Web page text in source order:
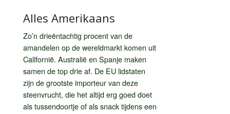
Alles Amerikaans
Zo’n drieëntachtig procent van de
amandelen op de wereldmarkt komen uit
Californië. Australië en Spanje maken
samen de top drie af. De EU lidstaten
zijn de grootste importeur van deze
steenvrucht, die het altijd erg goed doet
als tussendoortje of als snack tijdens een